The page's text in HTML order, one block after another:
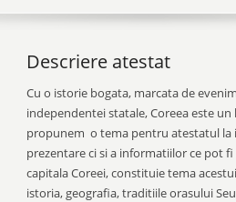
Descriere atestat
Cu o istorie bogata, marcata de
independentei statale, Coreea este
propunem o tema pentru atestatul la
prezentare ci si a informatiilor ce pot
capitala Coreei, constituie tema
istoria, geografia, traditiile orasului